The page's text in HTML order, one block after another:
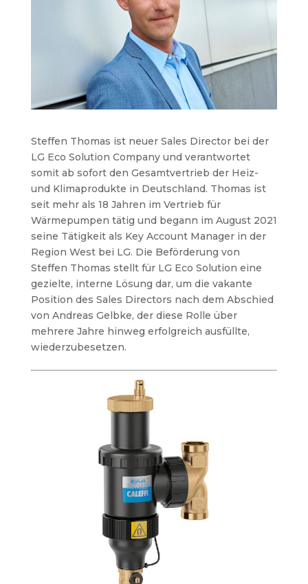
Steffen Thomas ist neuer Sales Director bei der
LG Eco Solution Company und verantwortet
somit ab sofort den Gesamtvertrieb der Heiz-
und Klimaprodukte in Deutschland. Thomas ist
seit mehr als 18 Jahren im Vertrieb für
Wärmepumpen tätig und begann im August 2021
seine Tätigkeit als Key Account Manager in der
Region West bei LG. Die Beförderung von
Steffen Thomas stellt für LG Eco Solution eine
gezielte, interne Lösung dar, um die vakante
Position des Sales Directors nach dem Abschied
von Andreas Gelbke, der diese Rolle über
mehrere Jahre hinweg erfolgreich ausfüllte,
wiederzubesetzen.